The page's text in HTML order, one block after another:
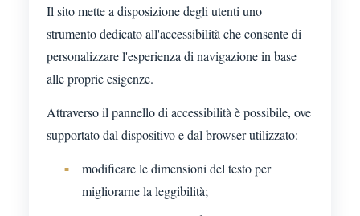
Il sito mette a disposizione degli utenti uno
strumento dedicato all'accessibilità che consente di
personalizzare l'esperienza di navigazione in base
alle proprie esigenze.
Attraverso il pannello di accessibilità è possibile, ove
supportato dal dispositivo e dal browser utilizzato:
modificare le dimensioni del testo per
migliorarne la leggibilità;